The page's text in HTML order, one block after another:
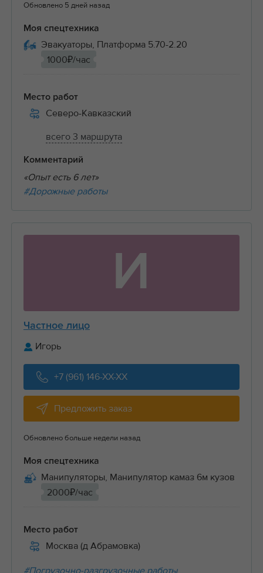
Обновлено 5 дней назад
Моя спецтехника
Эвакуаторы, Платформа 5.70-2.20
1000₽/час
Место работ
Северо-Кавказский
всего 3 маршрута
Комментарий
«Опыт есть 6 лет»
#Дорожные работы
И
Частное лицо
Игорь
+7 (961) 146-XX-XX
Предложить заказ
Обновлено больше недели назад
Моя спецтехника
Манипуляторы, Манипулятор камаз 6м кузов
2000₽/час
Место работ
Москва (д Абрамовка)